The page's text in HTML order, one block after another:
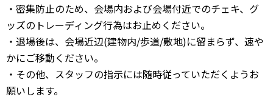
・密集防止のため、会場内および会場付近でのチェキ、グ
ッズのトレーディング行為はお止めください。
・退場後は、会場近辺(建物内/歩道/敷地)に留まらず、速や
かにご移動ください。
・その他、スタッフの指示には随時従っていただくようお
願いします。